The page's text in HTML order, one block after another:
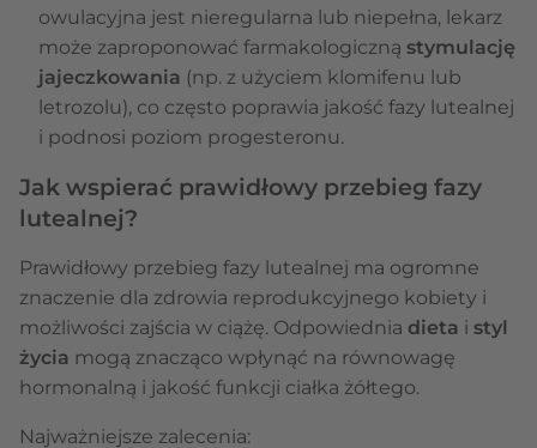
owulacyjna jest nieregularna lub niepełna, lekarz
może zaproponować farmakologiczną stymulację
jajeczkowania (np. z użyciem klomifenu lub
letrozolu), co często poprawia jakość fazy lutealnej
i podnosi poziom progesteronu.
Jak wspierać prawidłowy przebieg fazy
lutealnej?
Prawidłowy przebieg fazy lutealnej ma ogromne
znaczenie dla zdrowia reprodukcyjnego kobiety i
możliwości zajścia w ciążę. Odpowiednia dieta i styl
życia mogą znacząco wpłynąć na równowagę
hormonalną i jakość funkcji ciałka żółtego.
Najważniejsze zalecenia: